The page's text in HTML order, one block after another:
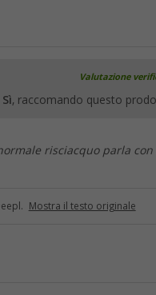
Valutazione
Sì, raccomando questo
risciacquo parla con
Mostra il testo originale